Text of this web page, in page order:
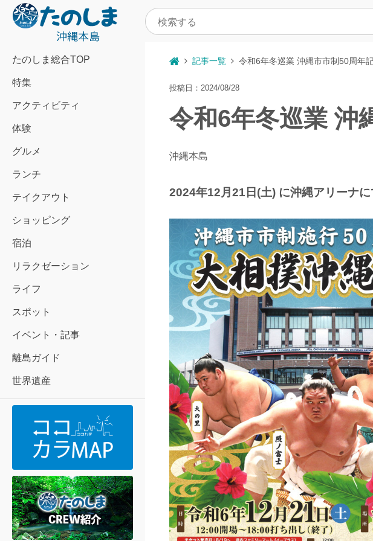
たのしま総合TOP
特集
アクティビティ
体験
グルメ
ランチ
テイクアウト
ショッピング
宿泊
リラクゼーション
ライフ
スポット
イベント・記事
離島ガイド
世界遺産
記事一覧 令和6年冬巡業 沖縄市市制50周年
投稿日：2024/08/28
令和6年冬巡業 沖
沖縄本島
2024年12月21日(土) に沖縄アリーナ